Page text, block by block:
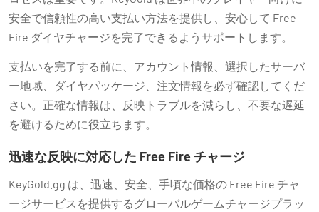
安全で信頼性の高い支払い方法を提供し、安心して Free
Fire ダイヤチャージを完了できるようサポートします。
支払いを完了する前に、アカウント情報、選択したサーバ
ー地域、ダイヤパッケージ、注文情報を必ず確認してくだ
さい。正確な情報は、反映トラブルを減らし、不要な遅延
を避けるために役立ちます。
迅速な反映に対応した Free Fire チャージ
KeyGold.gg は、迅速、安全、手頃な価格の Free Fire チャ
ージサービスを提供するグローバルゲームチャージプラッ